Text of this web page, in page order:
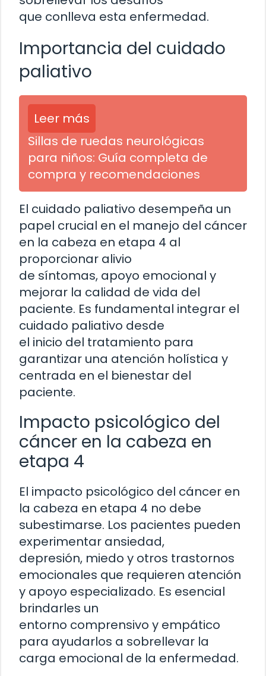
que conlleva esta enfermedad.
Importancia del cuidado
paliativo
Leer más
Sillas de ruedas neurológicas
para niños: Guía completa de
compra y recomendaciones
El cuidado paliativo desempeña un
papel crucial en el manejo del cáncer
en la cabeza en etapa 4 al
proporcionar alivio
de síntomas, apoyo emocional y
mejorar la calidad de vida del
paciente. Es fundamental integrar el
cuidado paliativo desde
el inicio del tratamiento para
garantizar una atención holística y
centrada en el bienestar del
paciente.
Impacto psicológico del
cáncer en la cabeza en
etapa 4
El impacto psicológico del cáncer en
la cabeza en etapa 4 no debe
subestimarse. Los pacientes pueden
experimentar ansiedad,
depresión, miedo y otros trastornos
emocionales que requieren atención
y apoyo especializado. Es esencial
brindarles un
entorno comprensivo y empático
para ayudarlos a sobrellevar la
carga emocional de la enfermedad.